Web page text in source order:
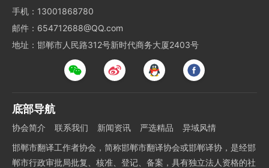
手机：13001868780
邮件：654712688@QQ.com
地址：邯郸市人民路312号新时代商务大厦2403号
底部导航
协会简介 联系我们 新闻资讯 严选精品
异域风情
邯郸市翻译工作者协会，简称邯郸市翻译协会或邯郸译协，是经邯
郸市行政审批局批复、核准、登记、备案，具有独立法人资格的社